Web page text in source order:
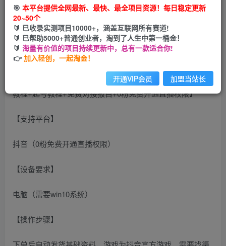
您暂无购买权限，请先开通会员
开通会员
2023年抖音最新最火爆弹幕互动游戏–森林派对【软件+开播
教程+起号教程+免费对接报白+0粉免费开通直播权限】
【支持平台】
抖音（0粉免费开通直播权限）
【设备要求】
电脑（需要win10系统）
【操作步骤】
🎯 本平台提供全网最新、最快、最全项目资源！每日稳定更新
20~50个
🔰 已收录实测项目10000+，涵盖互联网所有赛道!
🔰 已帮助5000+普通创业者，淘到了人生中第一桶金！
🔰 海量有价值的项目持续更新中，总有一款适合你!
👉加入轻创，一起淘金！
开通VIP会员 加盟当站长